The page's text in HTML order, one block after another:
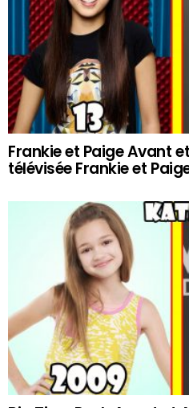
Frankie et Paige Avant
télévisée Frankie et